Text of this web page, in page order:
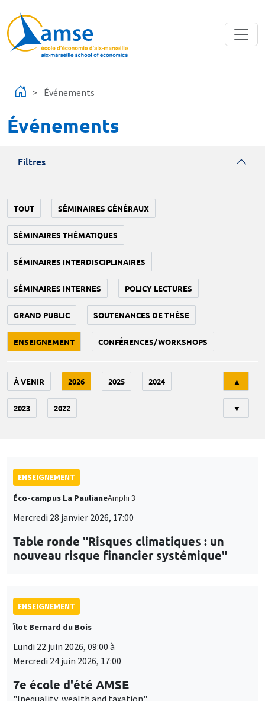
Événements
Événements
Filtres
TOUT SÉMINAIRES GÉNÉRAUX
SÉMINAIRES THÉMATIQUES
SÉMINAIRES INTERDISCIPLINAIRES
SÉMINAIRES INTERNES POLICY LECTURES
GRAND PUBLIC SOUTENANCES DE THÈSE
ENSEIGNEMENT CONFÉRENCES/WORKSHOPS
À VENIR 2026 2025 2024
2023 2022
▲
▼
ENSEIGNEMENT
Éco-campus La PaulianeAmphi 3
Mercredi 28 janvier 2026, 17:00
Table ronde "Risques climatiques : un
nouveau risque financier systémique"
ENSEIGNEMENT
Îlot Bernard du Bois
Lundi 22 juin 2026, 09:00 à
Mercredi 24 juin 2026, 17:00
7e école d'été AMSE
"Inequality, wealth and taxation"